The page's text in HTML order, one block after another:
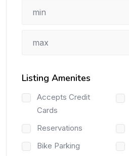
Listing Amenites
Accepts Credit
Cards
Reservations
Bike Parking